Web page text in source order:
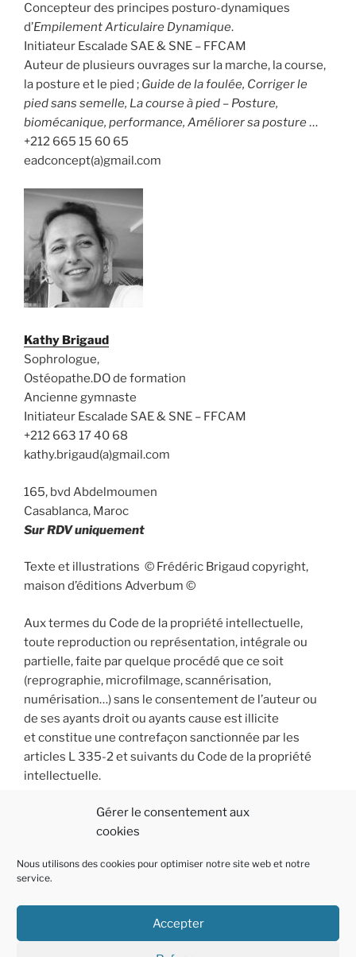
Gérer le consentement aux
cookies
Nous utilisons des cookies pour optimiser notre site web et notre
service.
Accepter
Concepteur des principes posturo-dynamiques
d’Empilement Articulaire Dynamique.
Initiateur Escalade SAE & SNE – FFCAM
Auteur de plusieurs ouvrages sur la marche, la course,
la posture et le pied ; Guide de la foulée, Corriger le
pied sans semelle, La course à pied – Posture,
biomécanique, performance, Améliorer sa posture…
+212 665 15 60 65
eadconcept(a)gmail.com
Kathy Brigaud
Sophrologue,
Ostéopathe.DO de formation
Ancienne gymnaste
Initiateur Escalade SAE & SNE – FFCAM
+212 663 17 40 68
kathy.brigaud(a)gmail.com
165, bvd Abdelmoumen
Casablanca, Maroc
Sur RDV uniquement
Texte et illustrations © Frédéric Brigaud copyright,
maison d’éditions Adverbum ©
Aux termes du Code de la propriété intellectuelle,
toute reproduction ou représentation, intégrale ou
partielle, faite par quelque procédé que ce soit
(reprographie, microfilmage, scannérisation,
numérisation…) sans le consentement de l’auteur ou
de ses ayants droit ou ayants cause est illicite
et constitue une contrefaçon sanctionnée par les
articles L 335-2 et suivants du Code de la propriété
intellectuelle.
PolitiqueE- Linkedin